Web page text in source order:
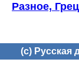
Разное,
(c) Русская